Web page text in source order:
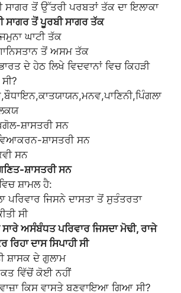
ਸਾਗਰ ਤੋਂ ਉੱਤਰੀ ਪਰਬਤਾਂ ਤੱਕ ਦਾ ਇਲਾਕਾ
ਸਾਗਰ ਤੋਂ ਪੂਰਬੀ ਸਾਗਰ ਤੱਕ
ਘਾਟੀ ਤੱਕ
ਤੋਂ ਅਸਮ ਤੱਕ
ਦੇ ਹੇਠ ਲਿਖੇ ਵਿਦਵਾਨਾਂ ਵਿਚ ਕਿਹੜੀ
ਸ਼ਾਸਤਰੀ ਸਨ
ਸ਼ਾਸਤਰੀ ਸਨ
ਸਨ
ਸ਼ਾਸਤਰੀ ਸਨ
ਸ਼ਾਮਲ ਹੈ:
ਪਰਿਵਾਰ ਜਿਸਨੇ ਦਾਸਤਾ ਤੋਂ ਸੁਤੰਤਰਤਾ
ਸੀ
ਅਸੰਬੰਧਤ ਪਰਿਵਾਰ ਜਿਸਦਾ ਮੋਢੀ, ਰਾਜੇ
ਰਿਹਾ ਦਾਸ ਸਿਪਾਹੀ ਸੀ
ਸ਼ਾਸਕ ਦੇ ਗੁਲਾਮ
ਵਿੱਚੋਂ ਕੋਈ ਨਹੀਂ
ਕਿਸ ਵਾਸਤੇ ਬਣਵਾਇਆ ਗਿਆ ਸੀ?